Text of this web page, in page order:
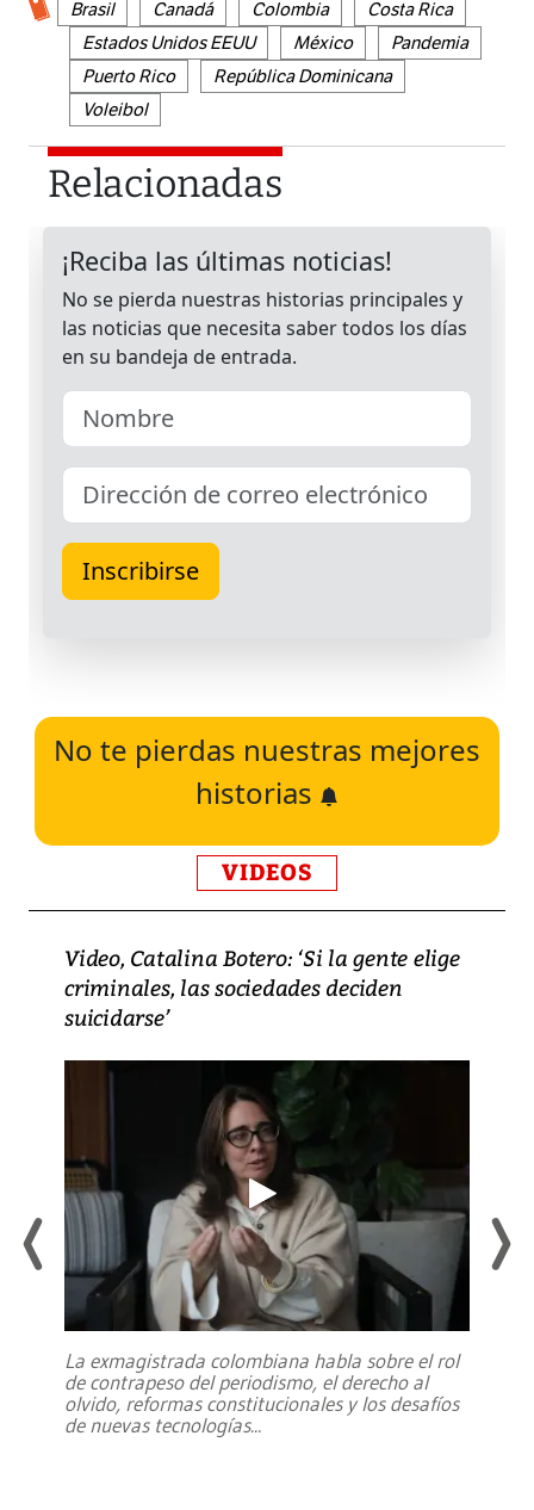
Brasil Canadá Colombia
Costa Rica
Estados Unidos EEUU
México
Pandemia
Puerto Rico
República Dominicana
Voleibol
Relacionadas
No te pierdas nuestras mejores
historias
VIDEOS
Video, Catalina Botero: ‘Si la gente elige
criminales, las sociedades deciden
suicidarse’
La exmagistrada colombiana habla sobre el rol
de contrapeso del periodismo, el derecho al
olvido, reformas constitucionales y los desafíos
de nuevas tecnologías...